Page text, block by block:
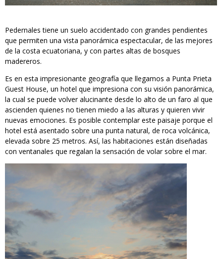
Pedernales tiene un suelo accidentado con grandes pendientes
que permiten una vista panorámica espectacular, de las mejores
de la costa ecuatoriana, y con partes altas de bosques
madereros.
Es en esta impresionante geografía que llegamos a Punta Prieta
Guest House, un hotel que impresiona con su visión panorámica,
la cual se puede volver alucinante desde lo alto de un faro al que
ascienden quienes no tienen miedo a las alturas y quieren vivir
nuevas emociones. Es posible contemplar este paisaje porque el
hotel está asentado sobre una punta natural, de roca volcánica,
elevada sobre 25 metros. Así, las habitaciones están diseñadas
con ventanales que regalan la sensación de volar sobre el mar.